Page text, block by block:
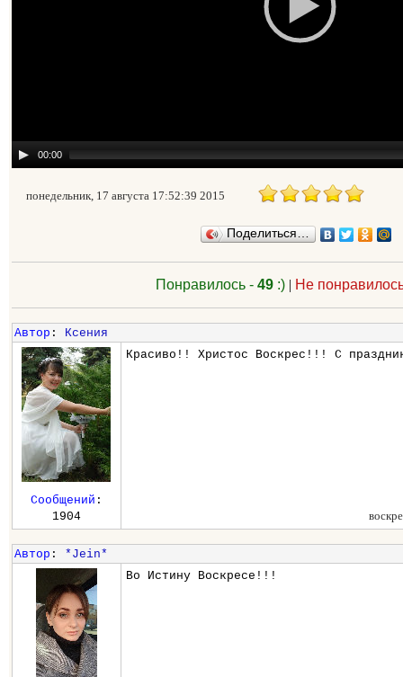
00:00
понедельник, 17 августа 17:52:39 2015
Поделиться…
Понравилось -49 :) | Не
Автор : Ксения
Красиво!! Христос Воскрес!!! С
Сообщений :
1904
Автор : *Jein*
Во Истину Воскресе!!!